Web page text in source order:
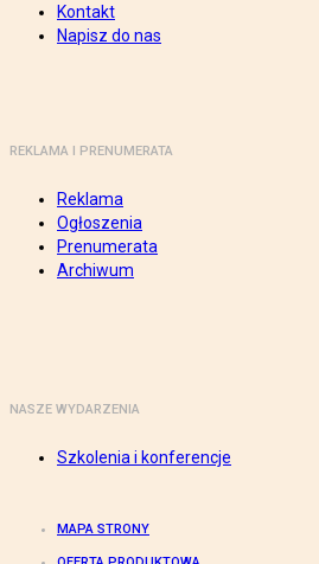
Kontakt
Napisz do nas
REKLAMA I PRENUMERATA
Reklama
Ogłoszenia
Prenumerata
Archiwum
NASZE WYDARZENIA
Szkolenia i konferencje
MAPA STRONY